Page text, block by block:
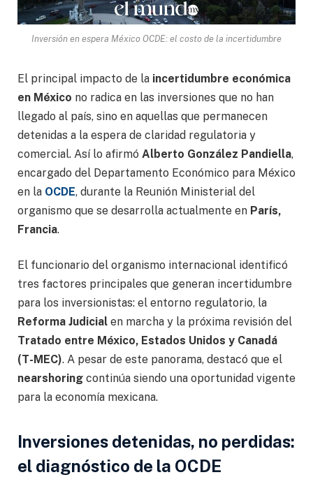
Inversión en espera México OCDE: el costo de la incertidumbre
El principal impacto de la incertidumbre económica
en México no radica en las inversiones que no han
llegado al país, sino en aquellas que permanecen
detenidas a la espera de claridad regulatoria y
comercial. Así lo afirmó Alberto González Pandiella,
encargado del Departamento Económico para México
en la OCDE, durante la Reunión Ministerial del
organismo que se desarrolla actualmente en París,
Francia.
El funcionario del organismo internacional identificó
tres factores principales que generan incertidumbre
para los inversionistas: el entorno regulatorio, la
Reforma Judicial en marcha y la próxima revisión del
Tratado entre México, Estados Unidos y Canadá
(T-MEC). A pesar de este panorama, destacó que el
nearshoring continúa siendo una oportunidad vigente
para la economía mexicana.
Inversiones detenidas, no perdidas:
el diagnóstico de la OCDE